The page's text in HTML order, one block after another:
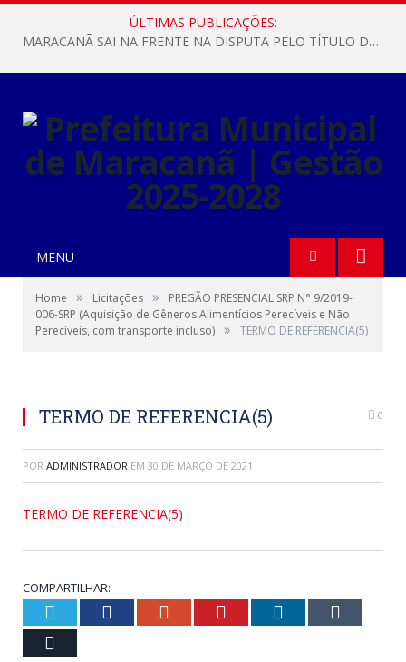
ÚLTIMAS PUBLICAÇÕES:
MARACANÃ SAI NA FRENTE NA DISPUTA PELO TÍTULO DA COPA PARÁ SUB-17!
MENU
Home » Licitações »
PREGÃO PRESENCIAL SRP N° 9/2019-
006-SRP (Aquisição de Gêneros Alimentícios Perecíveis e Não
Perecíveis, com transporte incluso) » TERMO DE REFERENCIA(5)
TERMO DE REFERENCIA(5) 0
POR ADMINISTRADOR EM 30 DE MARÇO DE 2021
TERMO DE REFERENCIA(5)
COMPARTILHAR:
Twitter Facebook Google+ Pinterest LinkedIn